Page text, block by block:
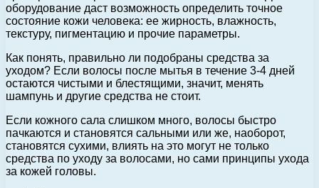
оборудование даст возможность определить точное
состояние кожи человека: ее жирность, влажность,
текстуру, пигментацию и прочие параметры.
Как понять, правильно ли подобраны средства за
уходом? Если волосы после мытья в течение 3-4 дней
остаются чистыми и блестящими, значит, менять
шампунь и другие средства не стоит.
Если кожного сала слишком много, волосы быстро
пачкаются и становятся сальными или же, наоборот,
становятся сухими, влиять на это могут не только
средства по уходу за волосами, но сами принципы ухода
за кожей головы.